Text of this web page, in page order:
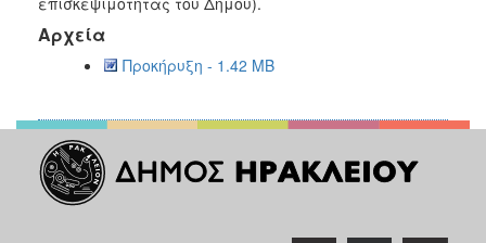
Αρχεία
Προκήρυξη - 1.42 MB